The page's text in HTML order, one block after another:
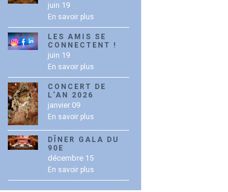
juin 19
En savoir plus
LES AMIS SE
CONNECTENT !
juin 19
En savoir plus
CONCERT DE
L’AN 2026
janvier 09
En savoir plus
DÎNER GALA DU
90E
décembre 15
En savoir plus